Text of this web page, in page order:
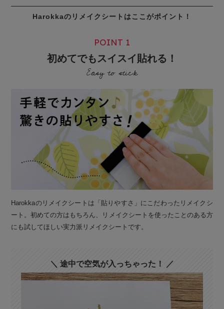
Harokkaのリメイクシートはここがポイント！
POINT 1
初めてでもスイスイ貼れる！
Easy to stick
Harokkaのリメイクシートは「貼りやすさ」にこだわったリメイクシ
ート。初めての方はもちろん、リメイクシートを使ったことのある方
にも試してほしい実力派リメイクシートです。
＼ 途中で空気が入っちゃった！ ／